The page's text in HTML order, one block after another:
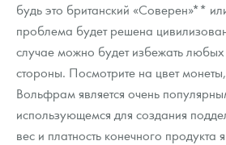
Монеты и жетоны из недрагоценных металлов
Книги по нумизматике
будь это британский «Соверен»**
проблема будет решена
случае можно будет избежать
стороны. Посмотрите на цвет
Вольфрам является очень
использующемся для создания
вес и платность конечного продукта